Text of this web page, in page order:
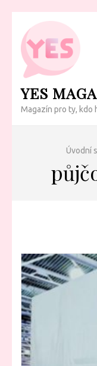
Přeskočit
obsah
(Enter)
YES
Magazín pro ty, kdo
Úvodní